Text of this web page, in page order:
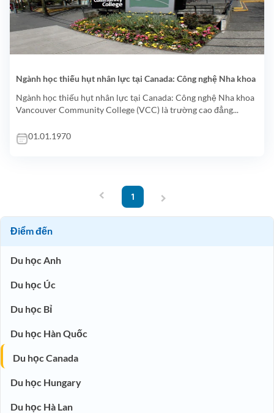
Ngành học thiếu hụt nhân lực tại Canada: Công nghệ Nha khoa
Ngành học thiếu hụt nhân lực tại Canada: Công nghệ Nha khoa
Vancouver Community College (VCC) là trường cao đẳng...
01.01.1970
‹ 1 ›
Điểm đến
Du học Anh
Du học Úc
Du học Bỉ
Du học Hàn Quốc
Du học Canada
Du học Hungary
Du học Hà Lan